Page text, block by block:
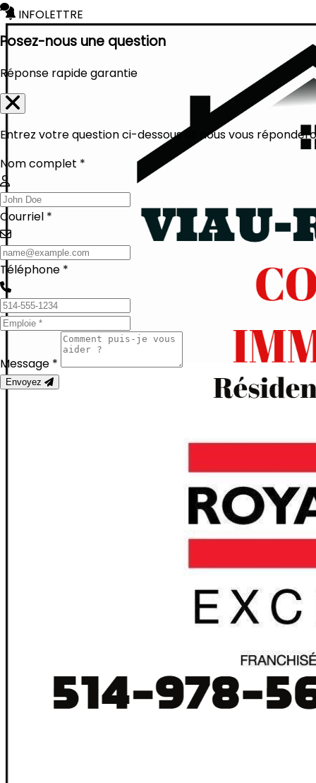
INFOLETTRE
Posez-nous une question
Réponse rapide garantie
Entrez votre question ci-dessous et nous vous
Nom complet *
Courriel *
Téléphone *
Message *
Envoyez